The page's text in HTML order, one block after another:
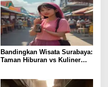
Bandingkan Wisata Surabaya:
Taman Hiburan vs Kuliner